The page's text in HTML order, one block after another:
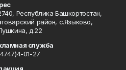
Республика Башкортостан,
район, с.Языково,
д.22
служба
01-27